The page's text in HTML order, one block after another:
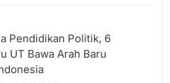
Pendidikan Politik, 6
UT Bawa Arah Baru